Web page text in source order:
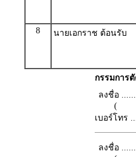
8
นายเอกราช ต้อนรับ
กรรมการ
ลงชื่อ
เบอร์โทร
ลงชื่อ